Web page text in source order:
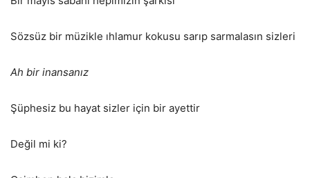
Sözsüz bir müzikle ıhlamur kokusu sarıp sarmalasın sizleri
Ah bir inansanız
Şüphesiz bu hayat sizler için bir ayettir
Değil mi ki?